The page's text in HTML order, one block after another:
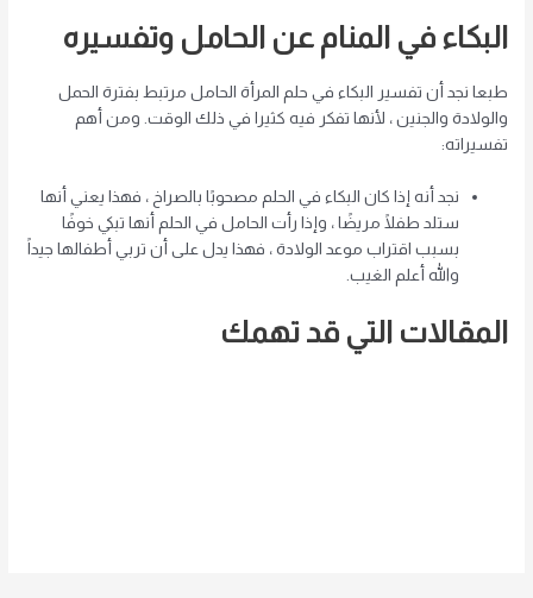
البكاء في المنام عن الحامل وتفسيره
طبعا نجد أن تفسير البكاء في حلم المرأة الحامل مرتبط بفترة الحمل
والولادة والجنين ، لأنها تفكر فيه كثيرا في ذلك الوقت. ومن أهم
تفسيراته:
نجد أنه إذا كان البكاء في الحلم مصحوبًا بالصراخ ، فهذا يعني أنها
ستلد طفلًا مريضًا ، وإذا رأت الحامل في الحلم أنها تبكي خوفًا
بسبب اقتراب موعد الولادة ، فهذا يدل على أن تربي أطفالها جيداً
والله أعلم الغيب.
المقالات التي قد تهمك